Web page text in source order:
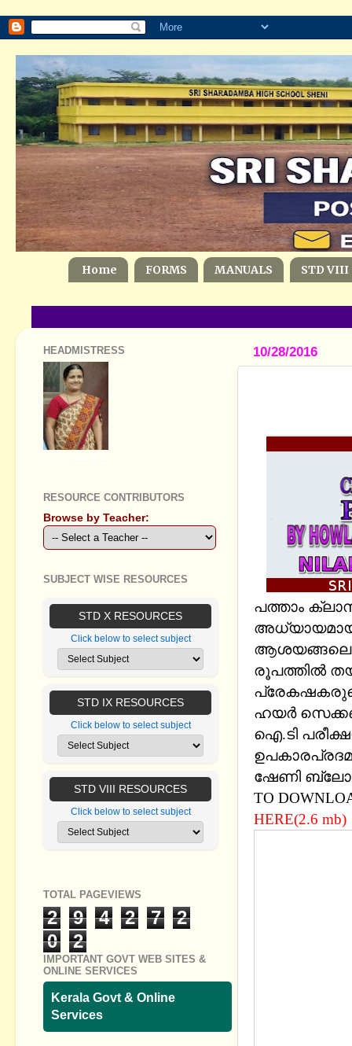
Home FORMS MANUALS STD VIII
10/28/2016
പത്താം
അധ്യായമായ
ആശയങ്ങലെ
രൂപത്തില്‍
ഹയര്‍
ഐ.ടി
ഷേണി ബ്ലോഗ്
TO
HERE(2.6 mb)
HEADMISTRESS
RESOURCE CONTRIBUTORS
Browse by Teacher:
SUBJECT WISE RESOURCES
STD X RESOURCES
Click below to select subject
STD IX RESOURCES
Click below to select subject
STD VIII RESOURCES
Click below to select subject
TOTAL PAGEVIEWS
2 9 4 2 7
2
0
2
IMPORTANT GOVT WEB SITES &
ONLINE SERVICES
Kerala Govt & Online
Services